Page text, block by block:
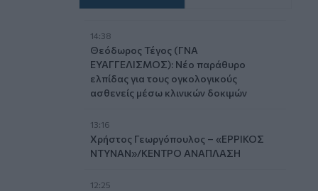
14:38
Θεόδωρος Τέγος (ΓΝΑ
ΕΥΑΓΓΕΛΙΣΜΟΣ): Νέο παράθυρο
ελπίδας για τους ογκολογικούς
ασθενείς μέσω κλινικών δοκιμών
13:16
Χρήστος Γεωργόπουλος – «ΕΡΡΙΚΟΣ
ΝΤΥΝΑΝ»/ΚΕΝΤΡΟ ΑΝΑΠΛΑΣΗ
12:25